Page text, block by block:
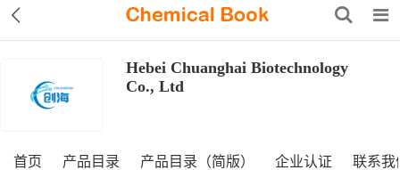
Hebei Chuanghai Biotechnology
Co., Ltd
首页 产品目录 产品目录（简版） 企业认证 联系我